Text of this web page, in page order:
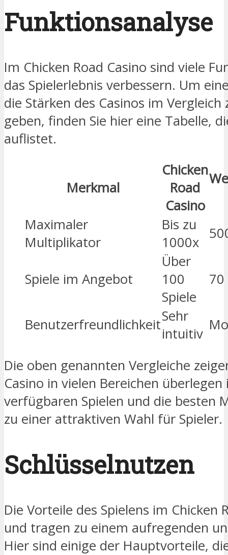
Funktionsanalyse
Im Chicken Road Casino sind viele
das Spielerlebnis verbessern. Um
die Stärken des Casinos im
geben, finden Sie hier eine Tabelle,
auflistet.
Merkmal
Chicken
Road
Casino
Maximaler
Multiplikator
Bis zu
1000x
Spiele im Angebot
Über
100
Spiele
70
BenutzerfreundlichkeitSehr
intuitiv
Die oben genannten Vergleiche
Casino in vielen Bereichen
verfügbaren Spielen und die besten
zu einer attraktiven Wahl für Spieler.
Schlüsselnutzen
Die Vorteile des Spielens im Chicken
und tragen zu einem aufregenden
Hier sind einige der Hauptvorteile,